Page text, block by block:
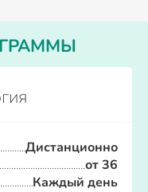
Дистанционно
от 36
Каждый день